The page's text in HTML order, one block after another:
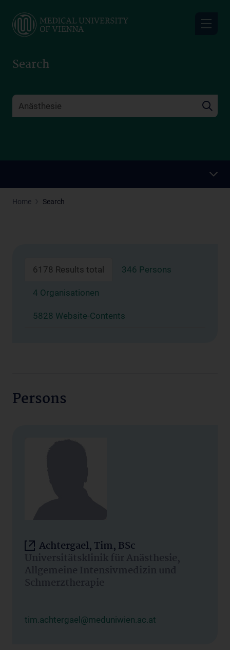
main
Search
Home Search
6178 Results total 346 Persons
4 Organisationen
5828 Website-Contents
Persons
Achtergael, Tim, BSc
Universitätsklinik für Anästhesie,
Allgemeine Intensivmedizin und
Schmerztherapie
tim.achtergael@meduniwien.ac.at